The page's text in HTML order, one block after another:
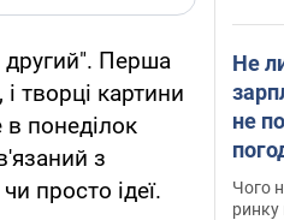
другий". Перша
творці картини
понеділок
з
просто ідеї.
Не
не
Чого
ринку